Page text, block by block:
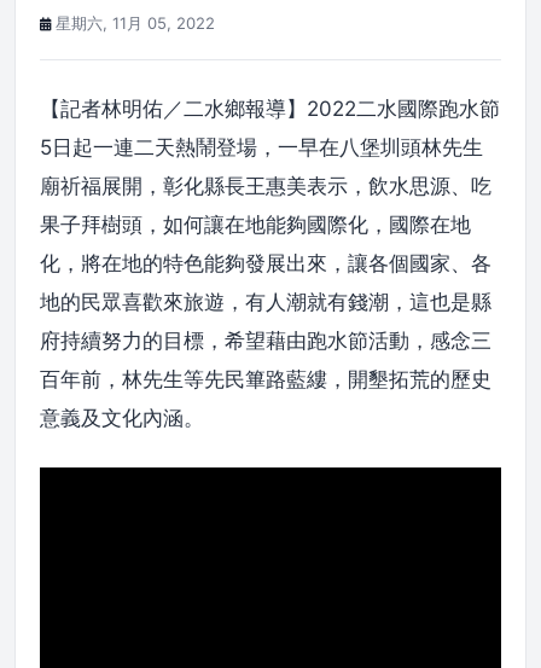
星期六, 11月 05, 2022
【記者林明佑／二水鄉報導】2022二水國際跑水節
5日起一連二天熱鬧登場，一早在八堡圳頭林先生
廟祈福展開，彰化縣長王惠美表示，飲水思源、吃
果子拜樹頭，如何讓在地能夠國際化，國際在地
化，將在地的特色能夠發展出來，讓各個國家、各
地的民眾喜歡來旅遊，有人潮就有錢潮，這也是縣
府持續努力的目標，希望藉由跑水節活動，感念三
百年前，林先生等先民篳路藍縷，開墾拓荒的歷史
意義及文化內涵。